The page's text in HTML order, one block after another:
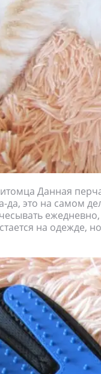
Данная
да, это на самом
на одежде,